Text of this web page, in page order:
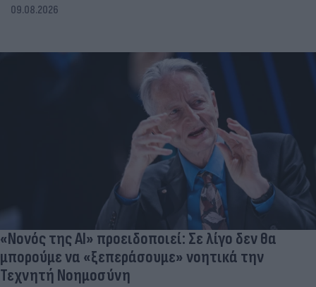
09.08.2026
«Νονός της AI» προειδοποιεί: Σε λίγο δεν θα
μπορούμε να «ξεπεράσουμε» νοητικά την
Τεχνητή Νοημοσύνη